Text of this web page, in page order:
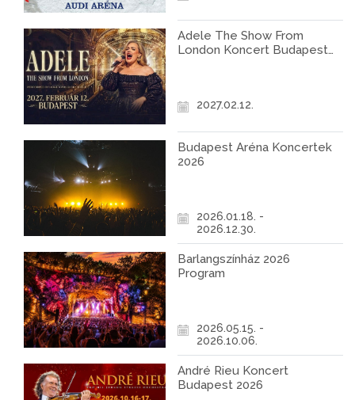
Adele The Show From
London Koncert Budapest
2027.02.12.
Budapest Aréna Koncertek
2026
2026.01.18. -
2026.12.30.
Barlangszínház 2026
Program
2026.05.15. -
2026.10.06.
André Rieu Koncert
Budapest 2026